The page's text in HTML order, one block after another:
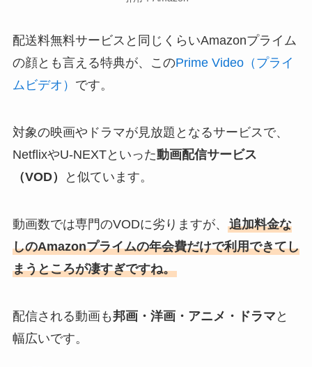
配送料無料サービスと同じくらいAmazonプライム
の顔とも言える特典が、このPrime Video（プライ
ムビデオ） です。
対象の映画やドラマが見放題となるサービスで、
NetflixやU-NEXTといった動画配信サービス
（VOD）
と似ています。
動画数では専門のVODに劣りますが、 追加料金な
しのAmazonプライムの年会費だけで利用できてし
まうところが凄すぎですね。
配信される動画も邦画・洋画・アニメ・ドラマ と
幅広いです。